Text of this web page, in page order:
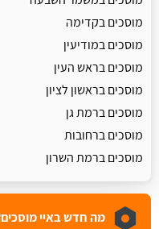
מוסכים בקדימה
מוסכים במודיעין
מוסכים בראש העין
מוסכים בראשון לציון
מוסכים ברמת גן
מוסכים ברחובות
מוסכים ברמת השרון
מה חדש באיי